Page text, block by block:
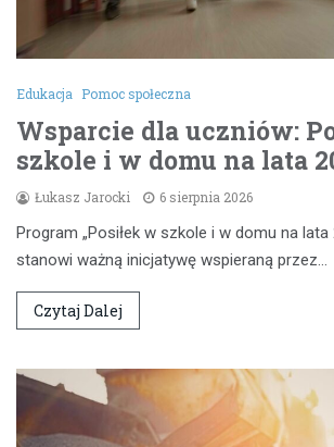
Edukacja Pomoc społeczna
Wsparcie dla uczniów:
szkole i w domu na lata
Łukasz Jarocki 6 sierpnia 2026
Program „Posiłek w szkole i w domu na lata
stanowi ważną inicjatywę wspieraną przez…
Czytaj Dalej